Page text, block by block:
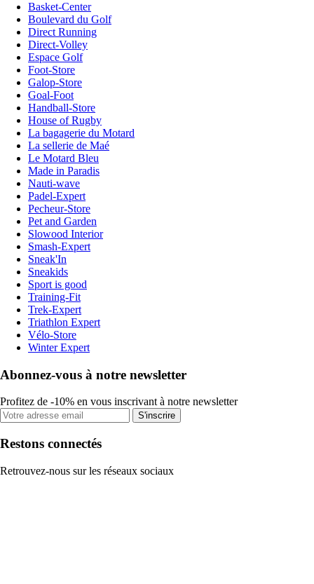
Basket-Center
Boulevard du Golf
Direct Running
Direct-Volley
Espace Golf
Foot-Store
Galop-Store
Goal-Foot
Handball-Store
House of Rugby
La bagagerie du Motard
La sellerie de Maé
Le Motard Bleu
Made in Paradis
Nauti-wave
Padel-Expert
Pecheur-Store
Pet and Garden
Slowood Interior
Smash-Expert
Sneak'In
Sneakids
Sport is good
Training-Fit
Trek-Expert
Triathlon Expert
Vélo-Store
Winter Expert
Abonnez-vous à notre newsletter
Profitez de -10% en vous inscrivant à notre newsletter
S'inscrire
Restons connectés
Retrouvez-nous sur les réseaux sociaux